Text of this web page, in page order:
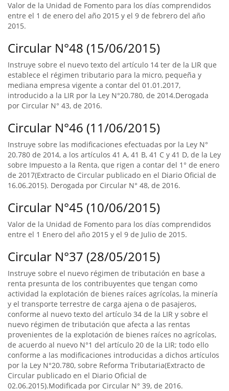
Valor de la Unidad de Fomento para los días comprendidos
entre el 1 de enero del año 2015 y el 9 de febrero del año
2015.
Circular N°48 (15/06/2015)
Instruye sobre el nuevo texto del artículo 14 ter de la LIR que
establece el régimen tributario para la micro, pequeña y
mediana empresa vigente a contar del 01.01.2017,
introducido a la LIR por la Ley N°20.780, de 2014.Derogada
por Circular N° 43, de 2016.
Circular N°46 (11/06/2015)
Instruye sobre las modificaciones efectuadas por la Ley N°
20.780 de 2014, a los artículos 41 A, 41 B, 41 C y 41 D, de la Ley
sobre Impuesto a la Renta, que rigen a contar del 1° de enero
de 2017(Extracto de Circular publicado en el Diario Oficial de
16.06.2015). Derogada por Circular N° 48, de 2016.
Circular N°45 (10/06/2015)
Valor de la Unidad de Fomento para los días comprendidos
entre el 1 Enero del año 2015 y el 9 de Julio de 2015.
Circular N°37 (28/05/2015)
Instruye sobre el nuevo régimen de tributación en base a
renta presunta de los contribuyentes que tengan como
actividad la explotación de bienes raíces agrícolas, la minería
y el transporte terrestre de carga ajena o de pasajeros,
conforme al nuevo texto del artículo 34 de la LIR y sobre el
nuevo régimen de tributación que afecta a las rentas
provenientes de la explotación de bienes raíces no agrícolas,
de acuerdo al nuevo N°1 del artículo 20 de la LIR; todo ello
conforme a las modificaciones introducidas a dichos artículos
por la Ley N°20.780, sobre Reforma Tributaria(Extracto de
Circular publicado en el Diario Oficial de
02.06.2015).Modificada por Circular N° 39, de 2016.